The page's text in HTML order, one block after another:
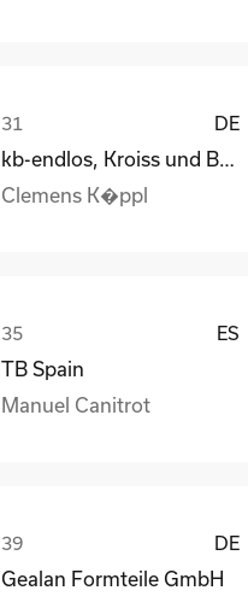
DE
kb-endlos, Kroiss und Bichler
Clemens K�ppl
ES
TB Spain
Manuel Canitrot
DE
Gealan Formteile GmbH